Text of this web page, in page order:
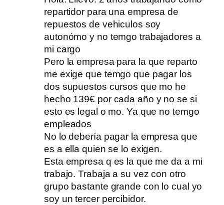
repartidor para una empresa de
repuestos de vehiculos soy
autonómo y no temgo trabajadores a
mi cargo
Pero la empresa para la que reparto
me exige que temgo que pagar los
dos supuestos cursos que mo he
hecho 139€ por cada año y no se si
esto es legal o mo. Ya que no temgo
empleados
No lo debería pagar la empresa que
es a ella quien se lo exigen.
Esta empresa q es la que me da a mi
trabajo. Trabaja a su vez con otro
grupo bastante grande con lo cual yo
soy un tercer percibidor.